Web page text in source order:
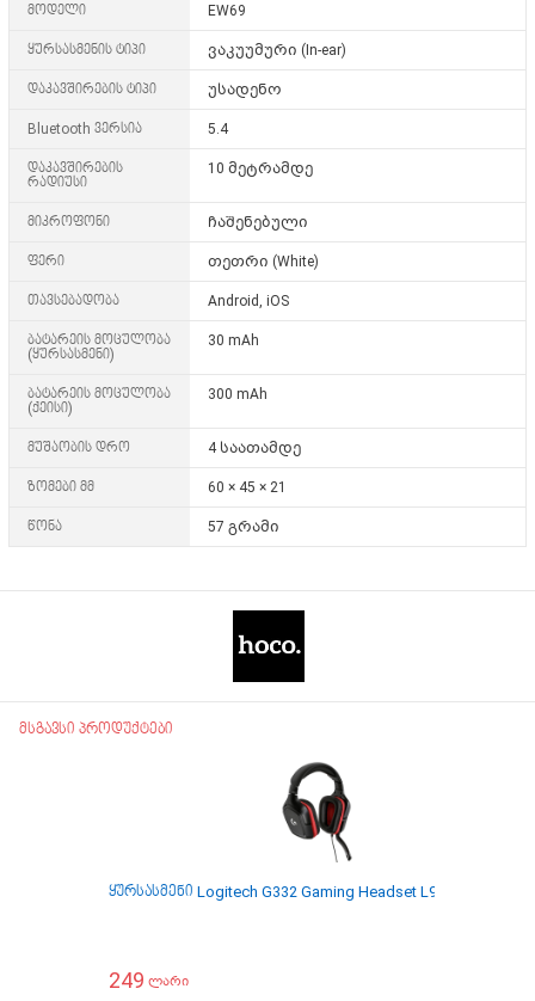
მოდელი EW69
ყურსასმენის ტიპი ვაკუუმური (In-ear)
დაკავშირების ტიპი უსადენო
Bluetooth ვერსია 5.4
დაკავშირების
რადიუსი
10 მეტრამდე
მიკროფონი ჩაშენებული
ფერი თეთრი (White)
თავსებადობა Android, iOS
ბატარეის მოცულობა
(ყურსასმენი)
30 mAh
ბატარეის მოცულობა
(ქეისი)
300 mAh
მუშაობის დრო 4 საათამდე
ზომები მმ 60 × 45 × 21
წონა 57 გრამი
მსგავსი პროდუქტები
ყურსასმენი Logitech G332 Gaming Headset L981-000757
249 ლარი